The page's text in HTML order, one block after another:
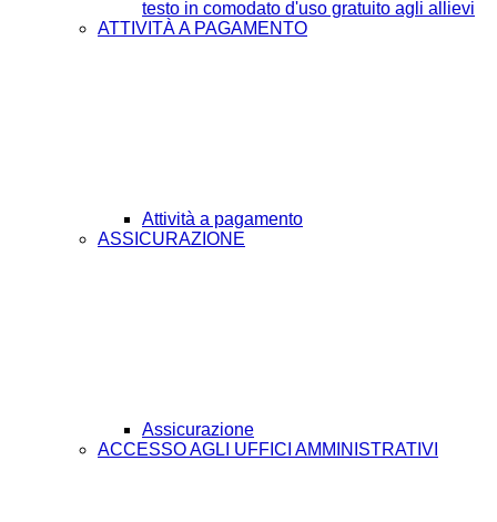
testo in comodato d'uso gratuito agli allievi
ATTIVITÀ A PAGAMENTO
Attività a pagamento
ASSICURAZIONE
Assicurazione
ACCESSO AGLI UFFICI AMMINISTRATIVI